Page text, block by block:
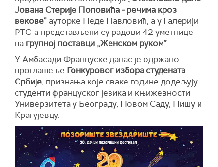
Јована Стерије Поповића‒ речима кроз
векове” ауторке Неде Павловић, а у Галерији
РТС-а представљени су радови 42 уметнице
на групној поставци „Женском руком”.
У Амбасади Француске данас је одржано
проглашење Гонкуровог избора студената
Србије, признања које сваке године додељују
студенти француског језика и књижевности
Универзитета у Београду, Новом Саду, Нишу и
Крагујевцу.